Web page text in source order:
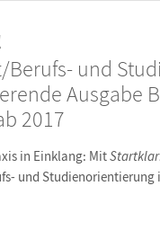
Berufs- und
Ausgabe
2017
in Einklang: Mit
und Studienorientierung